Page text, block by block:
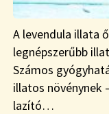
A levendula illata
legnépszerűbb
Számos
illatos növénynek
lazító…